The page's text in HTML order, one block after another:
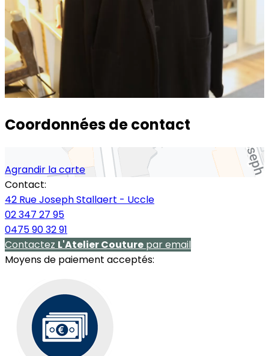
Coordonnées de contact
Agrandir la carte
Contact:
42 Rue Joseph Stallaert - Uccle
02 347 27 95
0475 90 32 91
Contactez L'Atelier Couture par email
Moyens de paiement acceptés: